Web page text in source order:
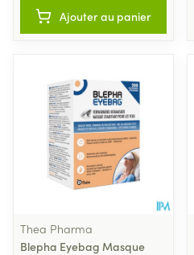
Ajouter au panier
Thea Pharma
Blepha Eyebag Masque